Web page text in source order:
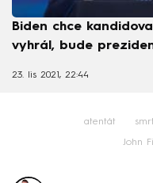
Biden chce
vyhrál, bude
23. lis 2021, 22:44
atentát smrt
John